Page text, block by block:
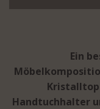
Ein
Kristalltop
Handtuchhalter